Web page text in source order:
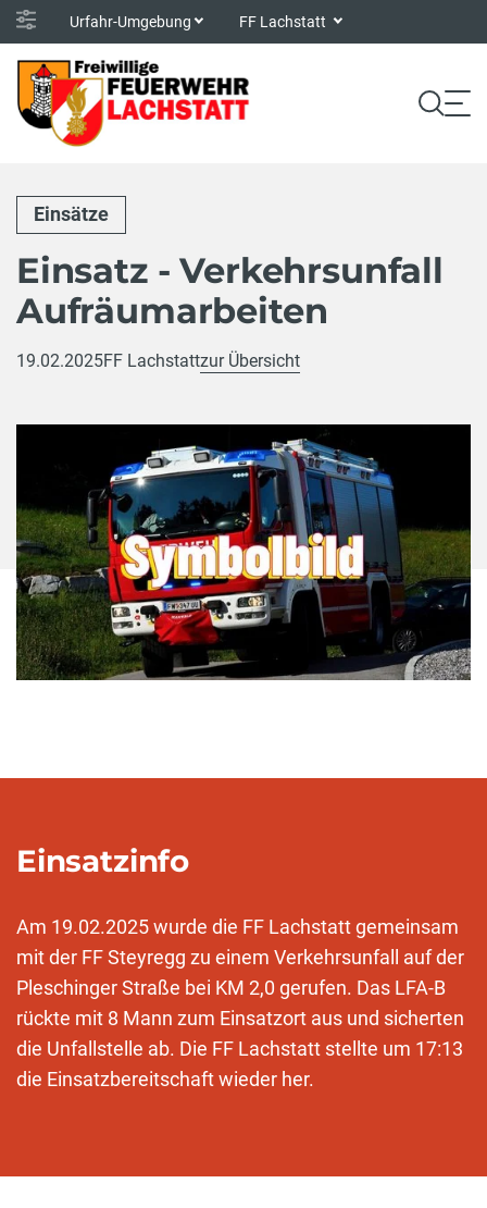
Urfahr-Umgebung FF Lachstatt
Einsätze
Einsatz - Verkehrsunfall
Aufräumarbeiten
19.02.2025FF Lachstattzur Übersicht
Einsatzinfo
Am 19.02.2025 wurde die FF Lachstatt gemeinsam
mit der FF Steyregg zu einem Verkehrsunfall auf der
Pleschinger Straße bei KM 2,0 gerufen. Das LFA-B
rückte mit 8 Mann zum Einsatzort aus und sicherten
die Unfallstelle ab. Die FF Lachstatt stellte um 17:13
die Einsatzbereitschaft wieder her.